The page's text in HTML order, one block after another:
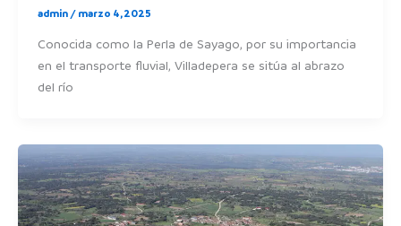
admin / marzo 4, 2025
Conocida como la Perla de Sayago, por su importancia
en el transporte fluvial, Villadepera se sitúa al abrazo
del río